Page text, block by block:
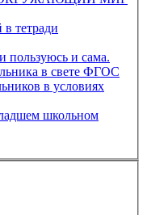
тетради
пользуюсь и сама.
в свете ФГОС
в условиях
школьном